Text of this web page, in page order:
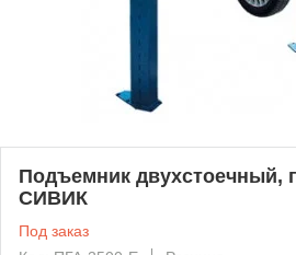
Подъемник двухстоечный,
СИВИК
Под заказ